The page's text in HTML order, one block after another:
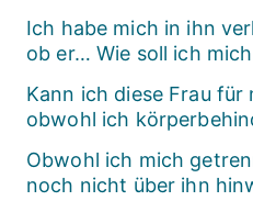
Ich habe mich in ihn
ob er… Wie soll ich
Kann ich diese Frau für
obwohl ich
Obwohl ich mich
noch nicht über ihn